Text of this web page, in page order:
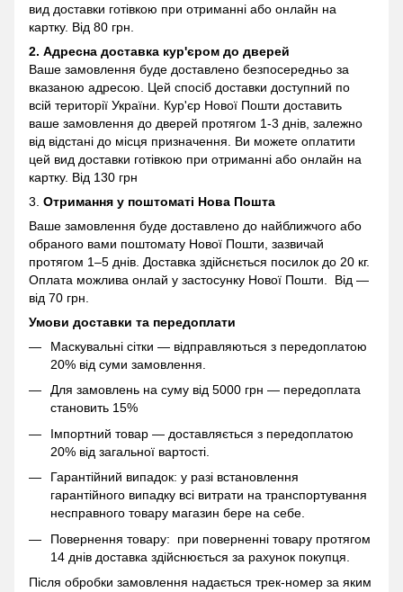
вид доставки готівкою при отриманні або онлайн на
картку. Від 80 грн.
2. Адресна доставка кур'єром до дверей
Ваше замовлення буде доставлено безпосередньо за
вказаною адресою. Цей спосіб доставки доступний по
всій території України. Кур'єр Нової Пошти доставить
ваше замовлення до дверей протягом 1-3 днів, залежно
від відстані до місця призначення. Ви можете оплатити
цей вид доставки готівкою при отриманні або онлайн на
картку. Від 130 грн
3. Отримання у поштоматі Нова Пошта
Ваше замовлення буде доставлено до найближчого або
обраного вами поштомату Нової Пошти, зазвичай
протягом 1–5 днів. Доставка здійснється посилок до 20 кг.
Оплата можлива онлай у застосунку Нової Пошти. Від —
від 70 грн.
Умови доставки та передоплати
Маскувальні сітки — відправляються з передоплатою
20% від суми замовлення.
Для замовлень на суму від 5000 грн — передоплата
становить 15%
Імпортний товар — доставляється з передоплатою
20% від загальної вартості.
Гарантійний випадок: у разі встановлення
гарантійного випадку всі витрати на транспортування
несправного товару магазин бере на себе.
Повернення товару: при поверненні товару протягом
14 днів доставка здійснюється за рахунок покупця.
Після обробки замовлення надається трек-номер за яким